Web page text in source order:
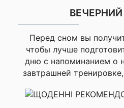
Перед сном вы
чтобы лучше
дню с напоминанием о
завтрашней
оценка